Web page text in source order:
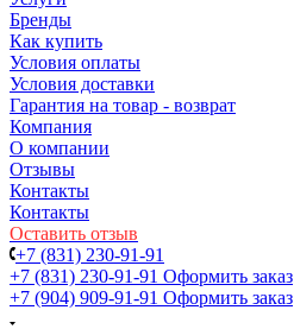
Бренды
Как купить
Условия оплаты
Условия доставки
Гарантия на товар - возврат
Компания
О компании
Отзывы
Контакты
Контакты
Оставить отзыв
+7 (831) 230-91-91
+7 (831) 230-91-91 Оформить заказ
+7 (904) 909-91-91 Оформить заказ